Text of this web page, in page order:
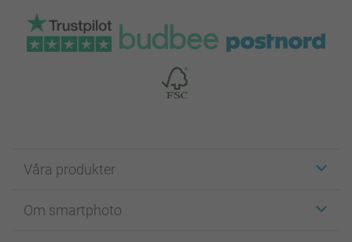
Våra produkter
Fotokort
Om smartphoto